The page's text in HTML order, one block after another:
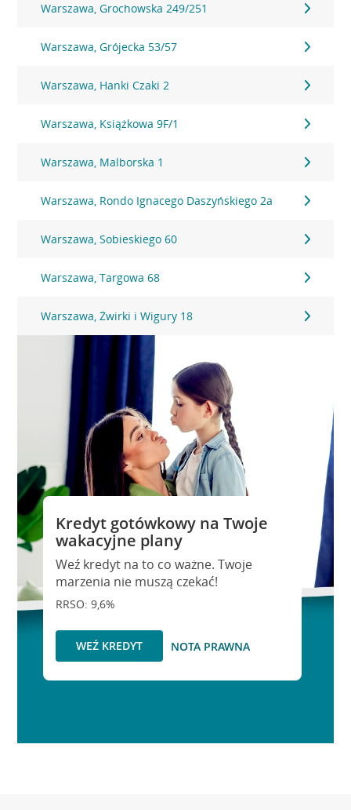
Warszawa, Grochowska 249/251
Warszawa, Grójecka 53/57
Warszawa, Hanki Czaki 2
Warszawa, Książkowa 9F/1
Warszawa, Malborska 1
Warszawa, Rondo Ignacego Daszyńskiego 2a
Warszawa, Sobieskiego 60
Warszawa, Targowa 68
Warszawa, Żwirki i Wigury 18
Kredyt gotówkowy na Twoje
wakacyjne plany
Weź kredyt na to co ważne. Twoje
marzenia nie muszą czekać!
RRSO: 9,6%
WEŹ KREDYT NOTA PRAWNA